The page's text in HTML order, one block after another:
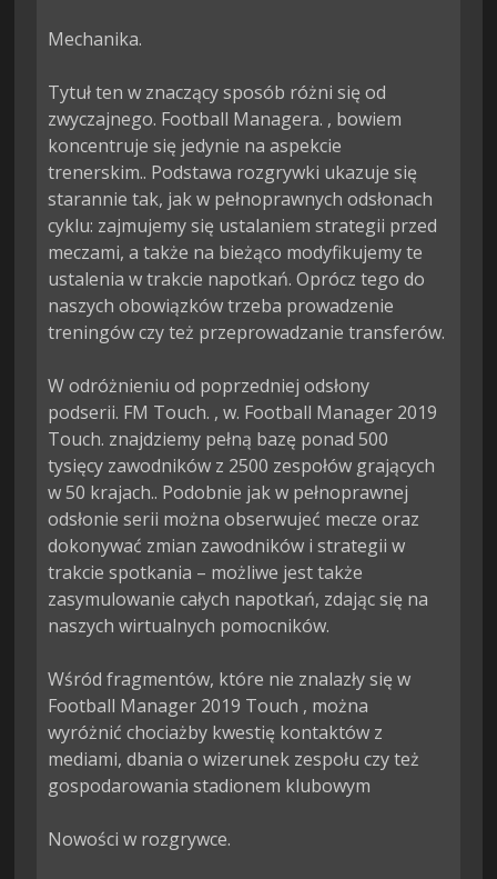
Mechanika.
Tytuł ten w znaczący sposób różni się od
zwyczajnego. Football Managera. , bowiem
koncentruje się jedynie na aspekcie
trenerskim.. Podstawa rozgrywki ukazuje się
starannie tak, jak w pełnoprawnych odsłonach
cyklu: zajmujemy się ustalaniem strategii przed
meczami, a także na bieżąco modyfikujemy te
ustalenia w trakcie napotkań. Oprócz tego do
naszych obowiązków trzeba prowadzenie
treningów czy też przeprowadzanie transferów.
W odróżnieniu od poprzedniej odsłony
podserii. FM Touch. , w. Football Manager 2019
Touch. znajdziemy pełną bazę ponad 500
tysięcy zawodników z 2500 zespołów grających
w 50 krajach.. Podobnie jak w pełnoprawnej
odsłonie serii można obserwujeć mecze oraz
dokonywać zmian zawodników i strategii w
trakcie spotkania – możliwe jest także
zasymulowanie całych napotkań, zdając się na
naszych wirtualnych pomocników.
Wśród fragmentów, które nie znalazły się w
Football Manager 2019 Touch , można
wyróżnić chociażby kwestię kontaktów z
mediami, dbania o wizerunek zespołu czy też
gospodarowania stadionem klubowym
Nowości w rozgrywce.